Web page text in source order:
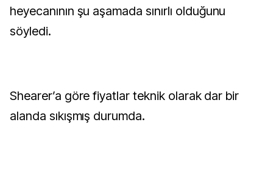
heyecanının şu aşamada sınırlı olduğunu
söyledi.
Shearer’a göre fiyatlar teknik olarak dar bir
alanda sıkışmış durumda.